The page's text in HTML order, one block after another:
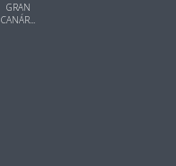
GRAN
CANÁR...